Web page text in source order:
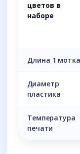
цветов в
наборе
Длина 1 мотка
Диаметр
пластика
Температура
печати